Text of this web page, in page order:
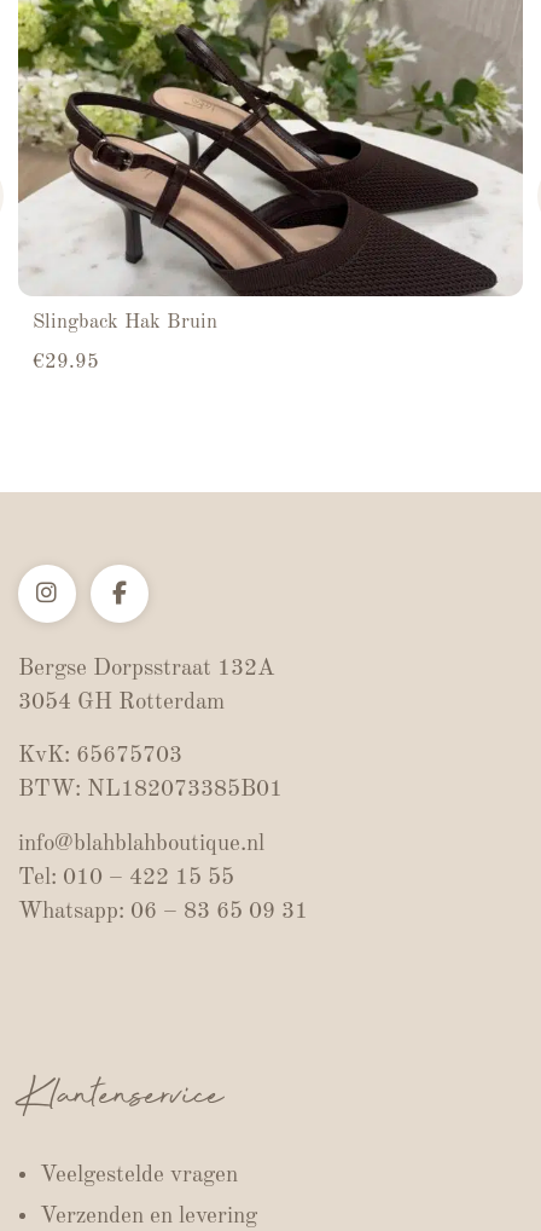
Slingback Hak Bruin
€29.95
Bergse Dorpsstraat 132A
3054 GH Rotterdam
KvK: 65675703
BTW: NL182073385B01
info@blahblahboutique.nl
Tel: 010 – 422 15 55
Whatsapp: 06 – 83 65 09 31
Klantenservice
Veelgestelde vragen
Verzenden en levering